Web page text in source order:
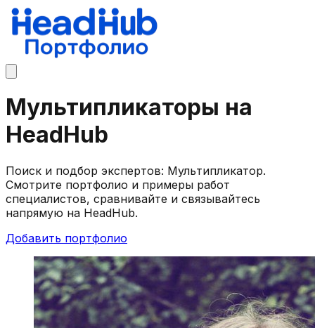
Мультипликаторы на
HeadHub
Поиск и подбор экспертов: Мультипликатор.
Смотрите портфолио и примеры работ
специалистов, сравнивайте и связывайтесь
напрямую на HeadHub.
Добавить портфолио